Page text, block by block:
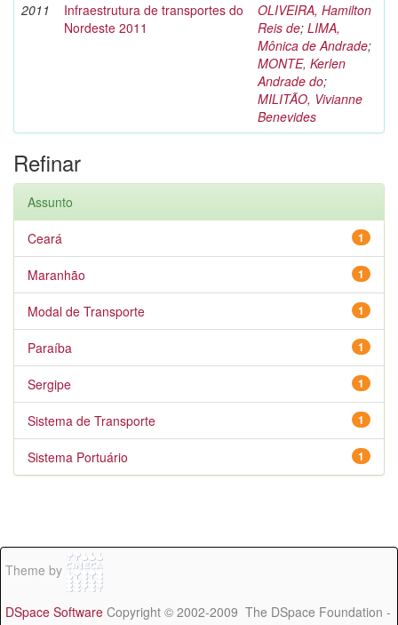
2011
Infraestrutura de transportes do
Nordeste 2011
OLIVEIRA, Hamilton
Reis de; LIMA,
Mônica de Andrade;
MONTE, Kerlen
Andrade do;
MILITÃO, Vivianne
Benevides
Refinar
Assunto
1
Ceará
1
Maranhão
1
Modal de Transporte
1
Paraíba
1
Sergipe
1
Sistema de Transporte
1
Sistema Portuário
Theme by
DSpace Software Copyright © 2002-2009 The DSpace Foundation -